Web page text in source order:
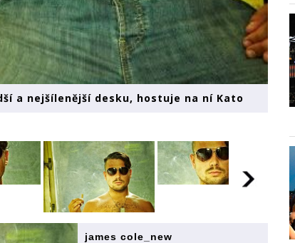
a nejšílenější desku, hostuje na ní Kato
james cole_new